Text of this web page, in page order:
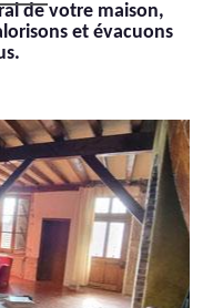
de votre maison,
et évacuons